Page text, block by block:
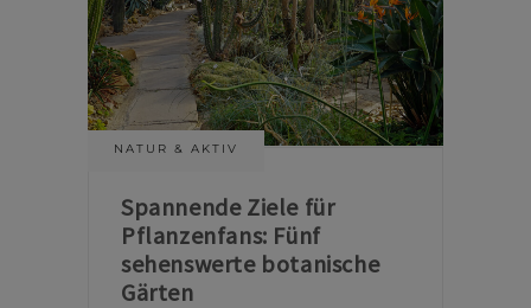
NATUR & AKTIV
Spannende Ziele für
Pflanzenfans: Fünf
sehenswerte botanische
Gärten